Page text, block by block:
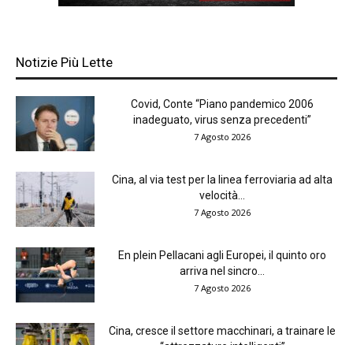
Notizie Più Lette
Covid, Conte “Piano pandemico 2006
inadeguato, virus senza precedenti”
7 Agosto 2026
Cina, al via test per la linea ferroviaria ad alta
velocità...
7 Agosto 2026
En plein Pellacani agli Europei, il quinto oro
arriva nel sincro...
7 Agosto 2026
Cina, cresce il settore macchinari, a trainare le